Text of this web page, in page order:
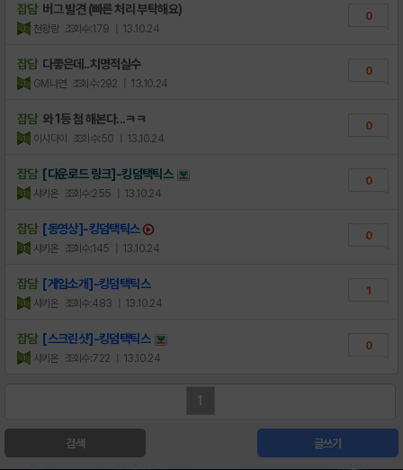
잡담 버그 발견 (빠른 처리 부탁해요)
천왕랑 조회수:179 | 13.10.24
0
잡담 다좋은데..치명적실수
GM나연 조회수:292 | 13.10.24
0
잡담 와 1등 첨 해본다...ㅋㅋ
이시다이 조회수:50 | 13.10.24
0
잡담 [다운로드 링크]-킹덤택틱스
샤키온 조회수:255 | 13.10.24
0
잡담 [동영상]-킹덤택틱스
샤키온 조회수:145 | 13.10.24
0
잡담 [게임소개]-킹덤택틱스
샤키온 조회수:483 | 13.10.24
1
잡담 [스크린샷]-킹덤택틱스
샤키온 조회수:722 | 13.10.24
0
1
검색 글쓰기